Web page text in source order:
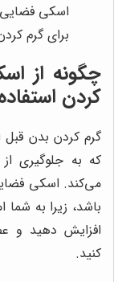
اسکی فضایی
برای گرم
چگونه از
کردن
گرم کردن بدن
که به جلوگیری
می‌کند. اسکی
باشد، زیرا به
افزایش دهید و
کنید.